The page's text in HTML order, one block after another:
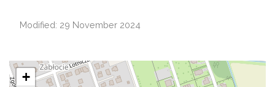
Modified: 29 November 2024
+